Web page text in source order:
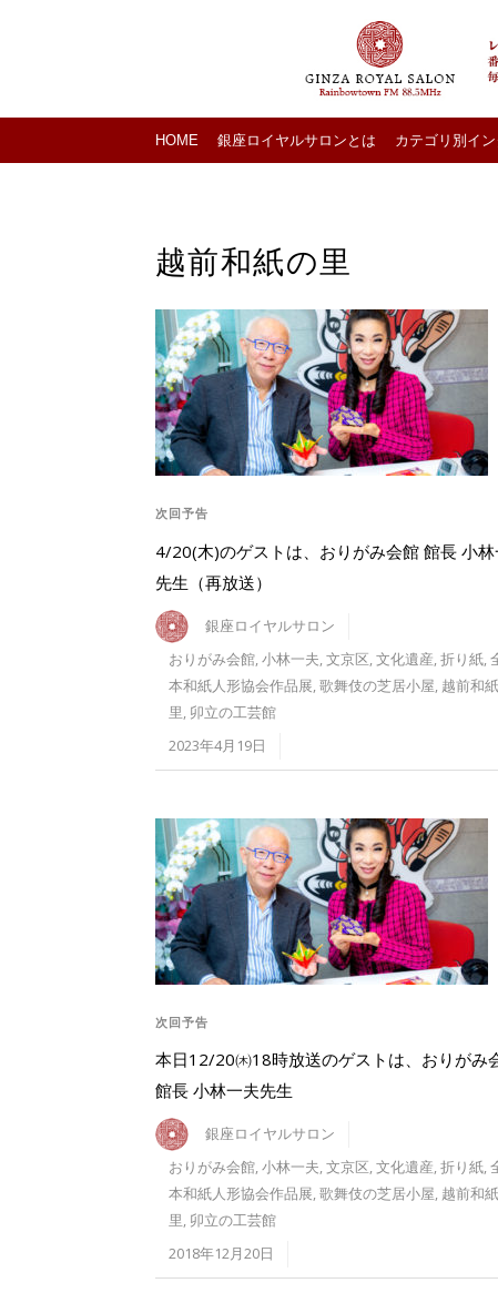
HOME 銀座ロイヤルサロンとは カテゴリ別イ
越前和紙の里
次回予告
4/20(木)のゲストは、おりがみ会館 館長 小林
先生（再放送）
銀座ロイヤルサロン
おりがみ会館,小林一夫,文京区,文化遺産,折り紙,
本和紙人形協会作品展,歌舞伎の芝居小屋, 越前和
里, 卯立の工芸館
2023年4月19日
次回予告
本日12/20㈭18時放送のゲストは、おりがみ
館長 小林一夫先生
銀座ロイヤルサロン
おりがみ会館,小林一夫,文京区,文化遺産,折り紙,
本和紙人形協会作品展,歌舞伎の芝居小屋, 越前和
里, 卯立の工芸館
2018年12月20日